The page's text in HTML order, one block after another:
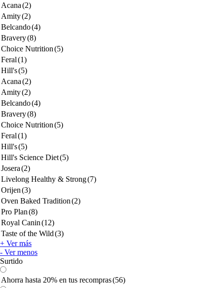
Acana(2)
Amity(2)
Belcando(4)
Bravery(8)
Choice Nutrition(5)
Feral(1)
Hill's(5)
Acana(2)
Amity(2)
Belcando(4)
Bravery(8)
Choice Nutrition(5)
Feral(1)
Hill's(5)
Hill's Science Diet(5)
Josera(2)
Livelong Healthy & Strong(7)
Orijen(3)
Oven Baked Tradition(2)
Pro Plan(8)
Royal Canin(12)
Taste of the Wild(3)
+ Ver más
- Ver menos
Surtido
Ahorra hasta 20% en tus recompras(56)